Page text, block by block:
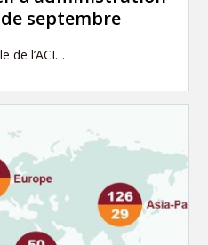
septembre
de l’ACI…